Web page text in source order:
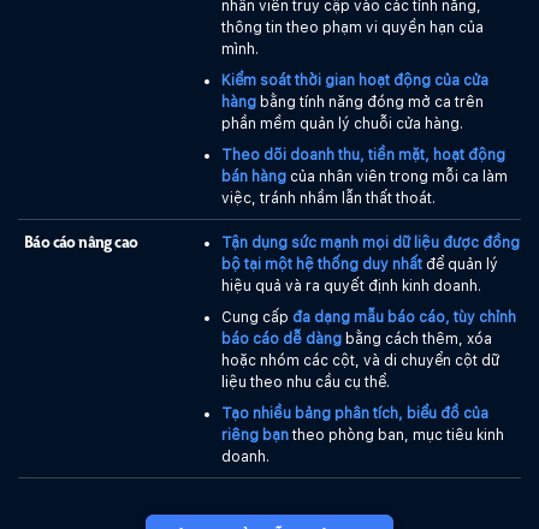
nhân viên truy cập vào các tính năng,
thông tin theo phạm vi quyền hạn của
mình.
Kiểm soát thời gian hoạt động của cửa
hàngbằng tính năng đóng mở ca trên
phần mềm quản lý chuỗi cửa hàng.
Theo dõi doanh thu, tiền mặt, hoạt động
bán hàngcủa nhân viên trong mỗi ca làm
việc, tránh nhầm lẫn thất thoát.
Báo cáo nâng cao
Tận dụng sức mạnh mọi dữ liệu được đồng
bộ tại một hệ thống duy nhấtđể quản lý
hiệu quả và ra quyết định kinh doanh.
Cung cấp đa dạng mẫu báo cáo, tùy chỉnh
báo cáo dễ dàngbằng cách thêm, xóa
hoặc nhóm các cột, và di chuyển cột dữ
liệu theo nhu cầu cụ thể.
Tạo nhiều bảng phân tích, biểu đồ của
riêng bạntheo phòng ban, mục tiêu kinh
doanh.